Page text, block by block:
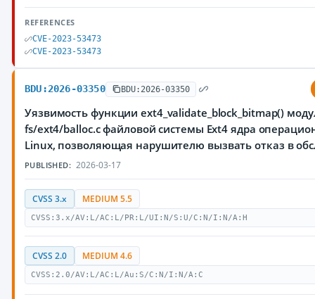
REFERENCES
CVE-2023-53473
CVE-2023-53473
BDU:2026-03350 BDU:2026-03350
Уязвимость функции ext4_validate_block_bitmap()
fs/ext4/balloc.c файловой системы Ext4 ядра
Linux, позволяющая нарушителю вызвать отказ в
PUBLISHED: 2026-03-17
CVSS 3.x MEDIUM 5.5
CVSS:3.x/AV:L/AC:L/PR:L/UI:N/S:U/C:N/I:N/A:H
CVSS 2.0 MEDIUM 4.6
CVSS:2.0/AV:L/AC:L/Au:S/C:N/I:N/A:C